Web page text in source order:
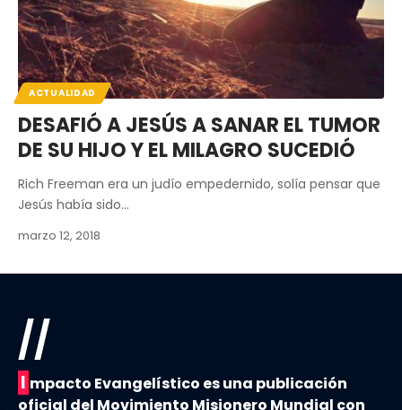
ACTUALIDAD
DESAFIÓ A JESÚS A SANAR EL TUMOR
DE SU HIJO Y EL MILAGRO SUCEDIÓ
Rich Freeman era un judío empedernido, solía pensar que
Jesús había sido…
marzo 12, 2018
//
I mpacto Evangelístico es una publicación
oficial del Movimiento Misionero Mundial con